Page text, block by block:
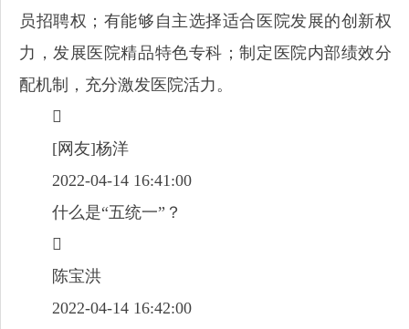
员招聘权；有能够自主选择适合医院发展的创新权
力，发展医院精品特色专科；制定医院内部绩效分
配机制，充分激发医院活力。

[网友]杨洋
2022-04-14 16:41:00
什么是“五统一”？

陈宝洪
2022-04-14 16:42:00